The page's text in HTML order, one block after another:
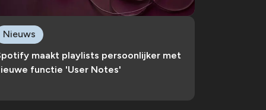
maakt playlists persoonlijker met
functie 'User Notes'
Nieuws